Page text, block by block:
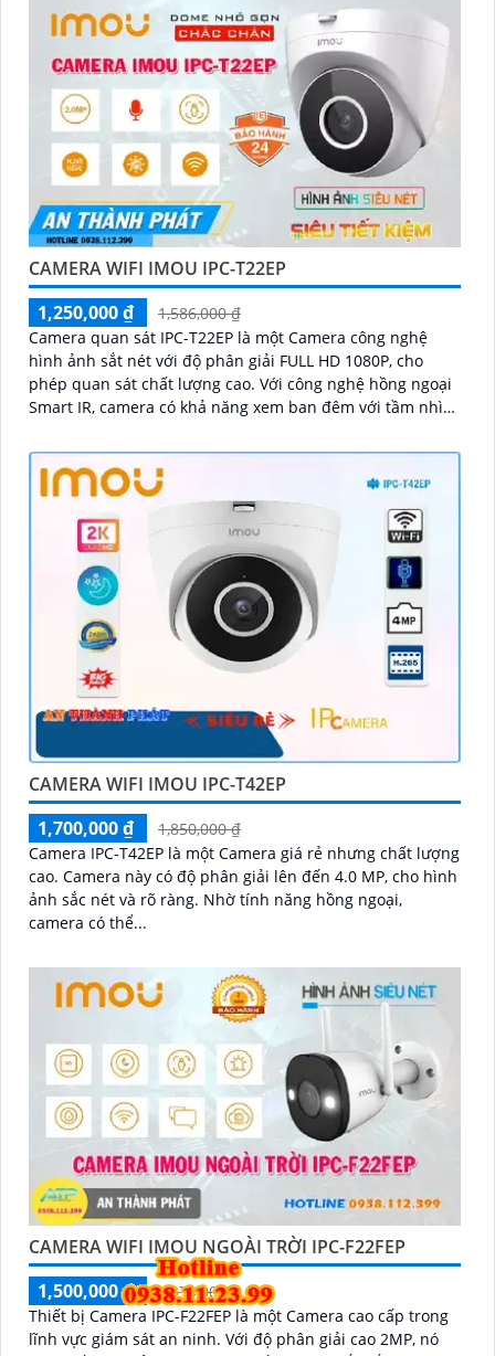
CAMERA WIFI IMOU IPC-T22EP
1,250,000 ₫
1,586,000 ₫
Camera quan sát IPC-T22EP là một Camera công nghệ
hình ảnh sắt nét với độ phân giải FULL HD 1080P, cho
phép quan sát chất lượng cao. Với công nghệ hồng ngoại
Smart IR, camera có khả năng xem ban đêm với tầm nhìn
CAMERA WIFI IMOU IPC-T42EP
1,700,000 ₫
1,850,000 ₫
Camera IPC-T42EP là một Camera giá rẻ nhưng chất lượng
cao. Camera này có độ phân giải lên đến 4.0 MP, cho hình
ảnh sắc nét và rõ ràng. Nhờ tính năng hồng ngoại,
camera có thể...
CAMERA WIFI IMOU NGOÀI TRỜI IPC-F22FEP
1,500,000 ₫
2,074,000 ₫
Thiết bị Camera IPC-F22FEP là một Camera cao cấp trong
lĩnh vực giám sát an ninh. Với độ phân giải cao 2MP, nó